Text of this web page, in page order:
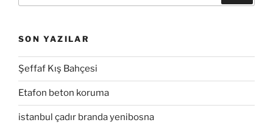
SON YAZILAR
Şeffaf Kış Bahçesi
Etafon beton koruma
istanbul çadır branda yenibosna